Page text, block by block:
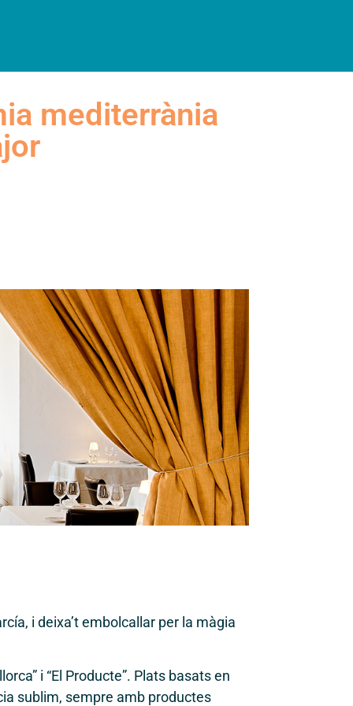
mediterrània
i deixa’t embolcallar per la màgia
i “El Producte”. Plats basats en
sublim, sempre amb productes